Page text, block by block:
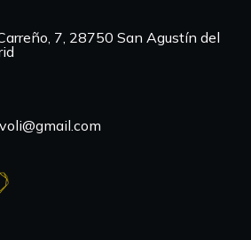
7, 28750 San Agustín del